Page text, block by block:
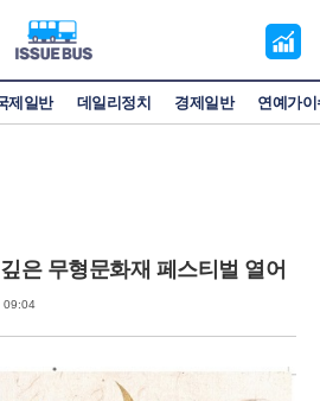
오
늘
의
증
제일반 데일리정치 경제일반 연예가이
은 무형문화재 페스티벌 열어
09:04